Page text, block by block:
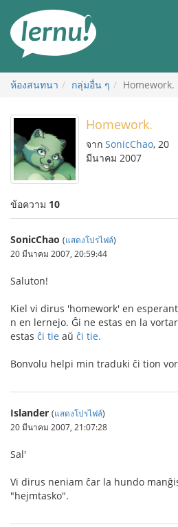
สารบัญ
ห้องสนทนา กลุ่มอื่น ๆ Homework.
Homework.
จาก SonicChao, 20
มีนาคม 2007
ข้อความ 10
SonicChao (แสดงโปรไฟล์)
20 มีนาคม 2007, 20:59:44
Saluton!
Kiel vi dirus 'homework' en
n en lernejo. Ĝi ne estas en la
estas ĉi tie aŭ ĉi tie.
Bonvolu helpi min traduki ĉi tion
Islander (แสดงโปรไฟล์)
20 มีนาคม 2007, 21:07:28
Sal'
Vi dirus neniam ĉar la hundo
"hejmtasko".